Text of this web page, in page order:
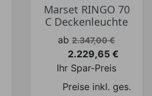
Marset RINGO 70
C Deckenleuchte
Verkaufspreis
ab 2.347,00 €
Preis
2.229,65 €
Ihr Spar-Preis
Preise inkl. ges.